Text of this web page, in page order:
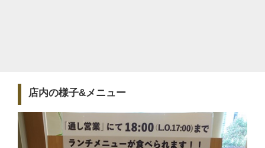
店内の様子&メニュー